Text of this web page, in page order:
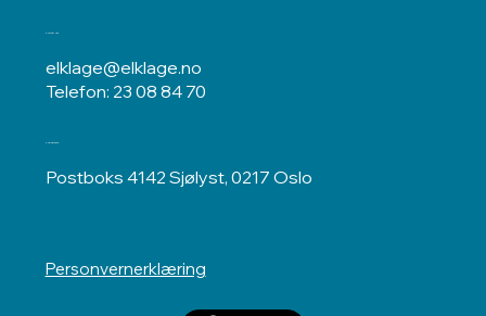
Kontakt oss
elklage@elklage.no
Telefon: 23 08 84 70
Postadresse
Postboks 4142 Sjølyst, 0217 Oslo
Personvernerklæring